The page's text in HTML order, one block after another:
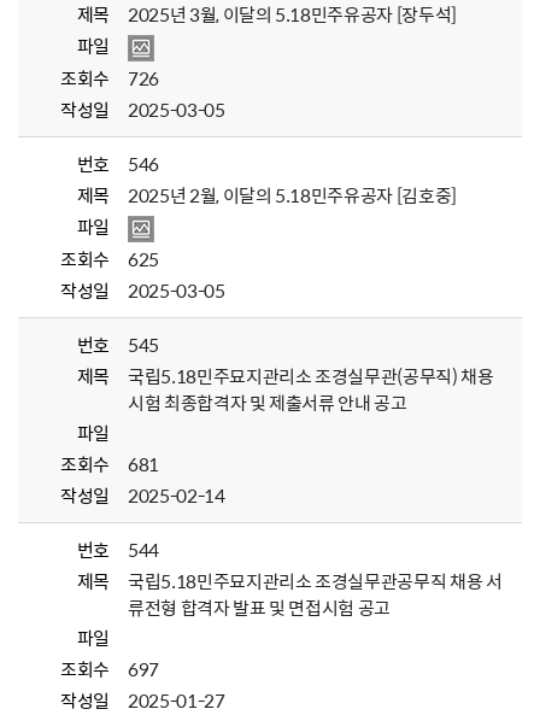
제목
2025년 3월, 이달의 5.18민주유공자 [장두석]
파일
조회수
726
작성일
2025-03-05
번호
546
제목
2025년 2월, 이달의 5.18민주유공자 [김호중]
파일
조회수
625
작성일
2025-03-05
번호
545
제목
국립5.18민주묘지관리소 조경실무관(공무직) 채용
시험 최종합격자 및 제출서류 안내 공고
파일
조회수
681
작성일
2025-02-14
번호
544
제목
국립5.18민주묘지관리소 조경실무관공무직 채용 서
류전형 합격자 발표 및 면접시험 공고
파일
조회수
697
작성일
2025-01-27